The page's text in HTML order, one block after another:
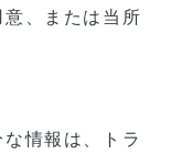
、または当所
情報は、トラ